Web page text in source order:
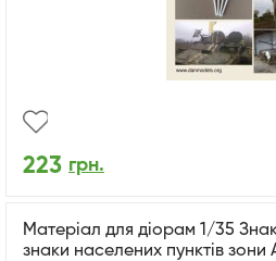
223 грн.
Матеріал для діорам 1/35
знаки населених пунктів